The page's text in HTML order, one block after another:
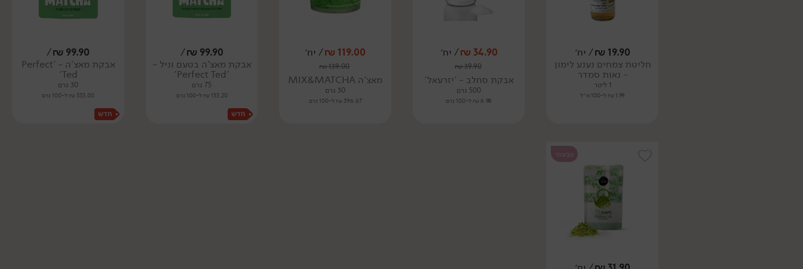
19.90
₪/ יח׳
חליטת צמחים נענע לימון
- נאות סמדר
1 ליטר
1.99 ₪ ל-100 מ״ל
34.90
₪/ יח׳
39.90
₪
אבקת סחלב - 'יזרעאל'
500 גרם
6.98 ₪ ל-100 גרם
119.00
₪/ יח׳
139.00
₪
מאצ'ה MIX&MATCHA
30 גרם
396.67 ₪ ל-100 גרם
99.90
₪
/
אבקת מאצ'ה בטעם וניל -
'Perfect Ted'
75 גרם
133.20 ₪ ל-100 גרם
99.90
₪
/
אבקת מאצ'ה - 'Perfect
Ted'
30 גרם
333.00 ₪ ל-100 גרם
טבעוני